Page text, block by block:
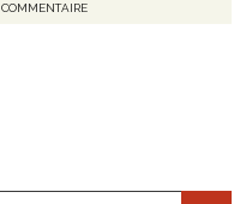
COMMENTAIRE